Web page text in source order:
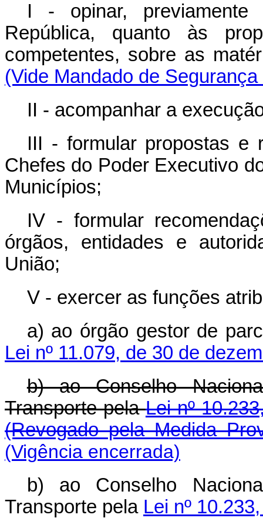
I - opinar, previamente
República, quanto às
competentes, sobre as
(Vide Mandado de Segurança
II - acompanhar a
III - formular propostas e
Chefes do Poder Executivo
Municípios;
IV - formular
órgãos, entidades e
União;
V - exercer as funções
a) ao órgão gestor de
Lei nº 11.079, de 30 de
b) ao Conselho
Transporte pelaLei nº
(Revogado pela Medida
(Vigência encerrada)
b) ao Conselho
Transporte pela Lei nº